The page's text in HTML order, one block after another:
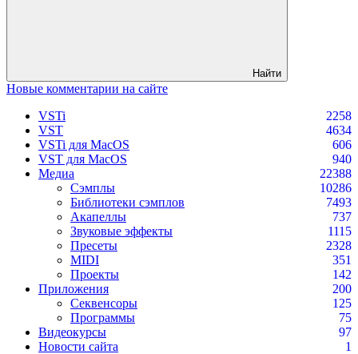
Найти
Новые комментарии на сайте
VSTi
2258
VST
4634
VSTi для MacOS
606
VST для MacOS
940
Медиа
22388
Сэмплы
10286
Библиотеки сэмплов
7493
Акапеллы
737
Звуковые эффекты
1115
Пресеты
2328
MIDI
351
Проекты
142
Приложения
200
Секвенсоры
125
Программы
75
Видеокурсы
97
Новости сайта
1